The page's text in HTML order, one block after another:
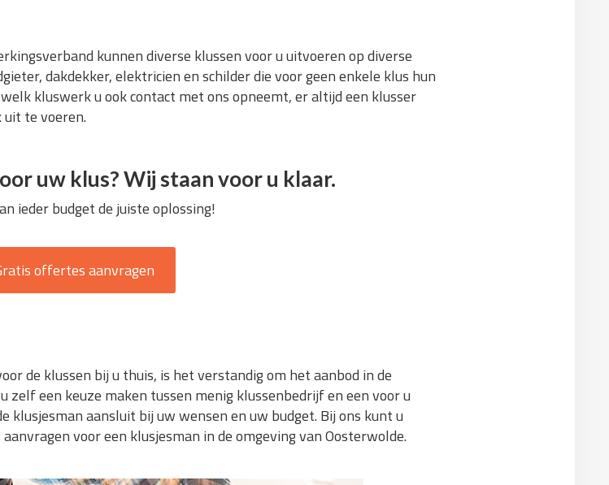
kunnen diverse klussen voor u uitvoeren op diverse
dakdekker, elektricien en schilder die voor geen enkele klus hun
kluswerk u ook contact met ons opneemt, er altijd een klusser
te voeren.
uw klus? Wij staan voor u klaar.
ieder budget de juiste oplossing!
offertes aanvragen
de klussen bij u thuis, is het verstandig om het aanbod in de
een keuze maken tussen menig klussenbedrijf en een voor u
klusjesman aansluit bij uw wensen en uw budget. Bij ons kunt u
voor een klusjesman in de omgeving van Oosterwolde.